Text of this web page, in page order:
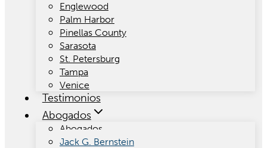
Englewood
Palm Harbor
Pinellas County
Sarasota
St. Petersburg
Tampa
Venice
Testimonios
Abogados
Abogados
Jack G. Bernstein